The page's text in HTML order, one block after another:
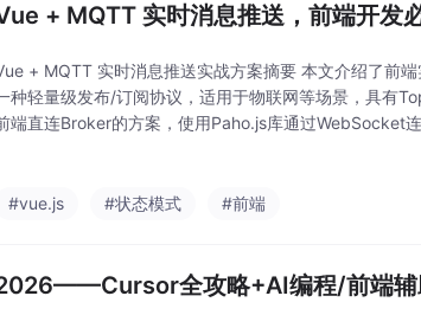
+ MQTT 实时消息推送，前端开发
+ MQTT 实时消息推送实战方案摘要 本文介绍了前
种轻量级发布/订阅协议，适用于物联网等场景，具有
端直连Broker的方案，使用Paho.js库通过WebSocket
#vue.js #状态模式 #前端
全攻略+AI编程/前端辅